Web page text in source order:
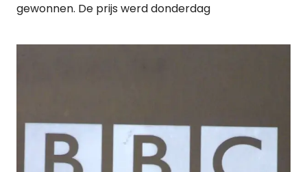
gewonnen. De prijs werd donderdag